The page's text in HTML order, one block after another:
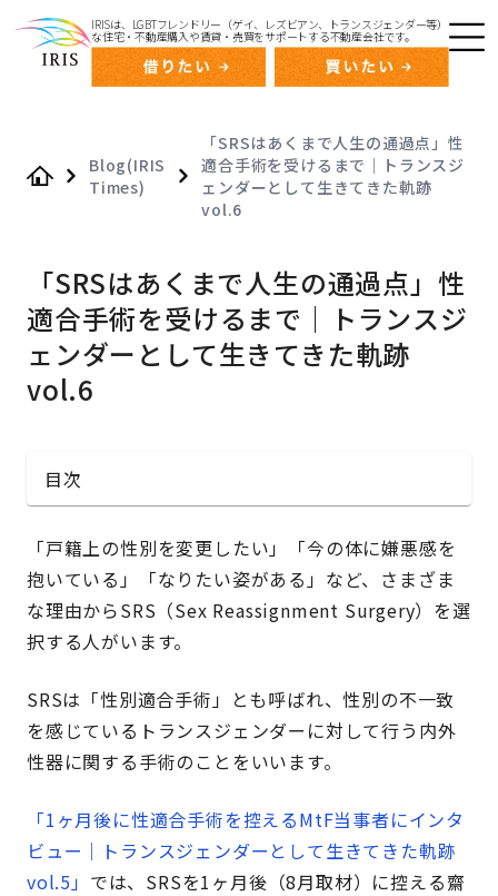
IRISは、LGBTフレンドリー（ゲイ、レズビアン、トランスジェンダー等）
な住宅・不動産購入や賃貸・売買をサポートする不動産会社です。
Blog(IRIS
Times)
「SRSはあくまで人生の通過点」性
適合手術を受けるまで｜トランスジ
ェンダーとして生きてきた軌跡
vol.6
「SRSはあくまで人生の通過点」性
適合手術を受けるまで｜トランスジ
ェンダーとして生きてきた軌跡
vol.6
「戸籍上の性別を変更したい」「今の体に嫌悪感を
抱いている」「なりたい姿がある」など、さまざま
な理由からSRS（Sex Reassignment Surgery）を選
択する人がいます。
SRSは「性別適合手術」とも呼ばれ、性別の不一致
を感じているトランスジェンダーに対して行う内外
性器に関する手術のことをいいます。
「1ヶ月後に性適合手術を控えるMtF当事者にインタ
ビュー｜トランスジェンダーとして生きてきた軌跡
vol.5」 では、SRSを1ヶ月後（8月取材）に控える齋
目次